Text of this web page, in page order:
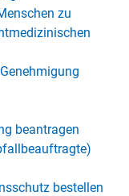
zu
beantragen
bestellen